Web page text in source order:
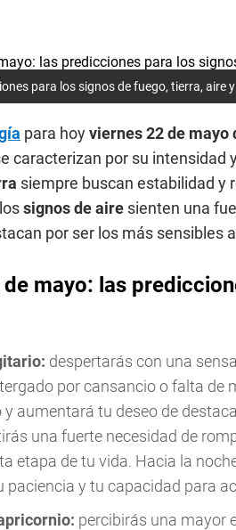
para los signos de fuego, tierra, aire
para hoyviernes 22 de mayo
caracterizan por su intensidad
siempre buscan estabilidad y
signos de aire sienten una
por ser los más sensibles
mayo: las
despertarás con una
por cansancio o falta de
aumentará tu deseo de
una fuerte necesidad de
etapa de tu vida. Hacia la
paciencia y tu capacidad para
percibirás una mayor